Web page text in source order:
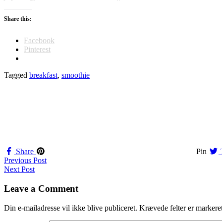
Share this:
Facebook
Pinterest
Tagged breakfast, smoothie
Share Pin
Navigation
til
indlæg
Previous Post
Next Post
Leave a Comment
Din e-mailadresse vil ikke blive publiceret. Krævede felter er